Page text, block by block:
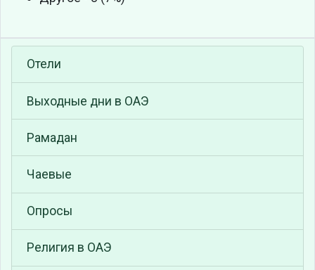
Отели
Выходные дни в ОАЭ
Рамадан
Чаевые
Опросы
Религия в ОАЭ